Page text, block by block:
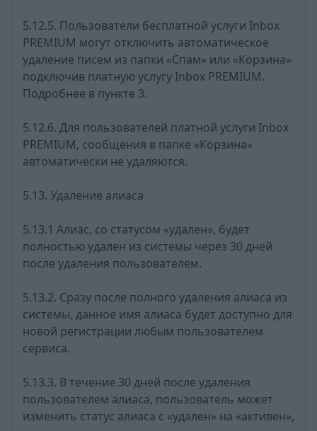
5.12.5. Пользователи бесплатной услуги Inbox
PREMIUM могут отключить автоматическое
удаление писем из папки «Спам» или «Корзина»
подключив платную услугу Inbox PREMIUM.
Подробнее в пункте 3.
5.12.6. Для пользователей платной услуги Inbox
PREMIUM, сообщения в папке «Корзина»
автоматически не удаляются.
5.13. Удаление алиаса
5.13.1 Алиас, со статусом «удален», будет
полностью удален из системы через 30 дней
после удаления пользователем.
5.13.2. Сразу после полного удаления алиаса из
системы, данное имя алиаса будет доступно для
новой регистрации любым пользователем
сервиса.
5.13.3. В течение 30 дней после удаления
пользователем алиаса, пользователь может
изменить статус алиаса с «удален» на «активен»,